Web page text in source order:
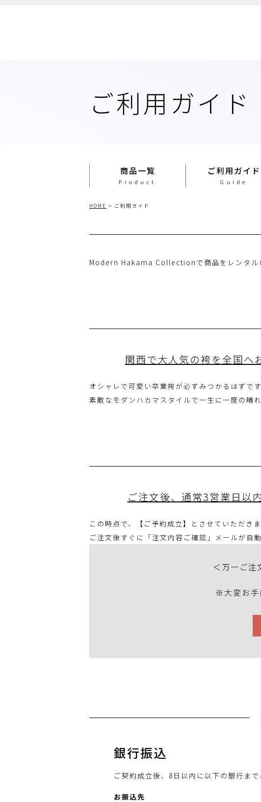
ご利用ガイド
商品一覧 ご利用ガイド
HOME > ご利用ガイド
Modern Hakama Collectionで商品をレンタル
関西で大人気の袴を全国へ
オシャレで可愛い卒業袴が必ずみつかるはずです
素敵なモダンハカマスタイルで一生に一度の晴
ご注文後、通常3営業日以
この時点で、【ご予約成立】とさせていただき
ご注文後すぐに「注文内容ご確認」メールが自
＜万一ご注
※大変お手
銀行振込
ご契約成立後、8日以内に以下の銀行まで
お振込先